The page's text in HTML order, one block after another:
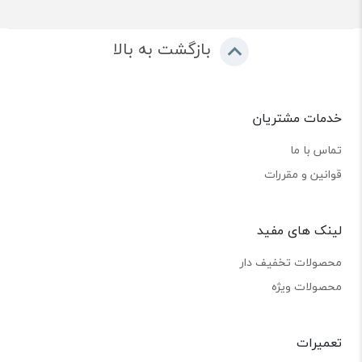
بازگشت به بالا
خدمات مشتریان
تماس با ما
قوانین و مقررات
لینک های مفید
محصولات تخفیف دار
محصولات ویژه
تعمیرات